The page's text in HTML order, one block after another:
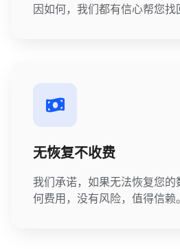
因如何，我们都有信心帮您找
无恢复不收费
我们承诺，如果无法恢复您
何费用，没有风险，值得信赖。